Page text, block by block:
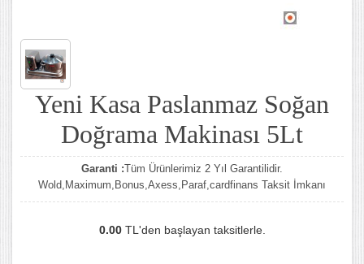
Yeni Kasa Paslanmaz Soğan
Doğrama Makinası 5Lt
Garanti :Tüm Ürünlerimiz 2 Yıl Garantilidir.
Wold,Maximum,Bonus,Axess,Paraf,cardfinans Taksit İmkanı
0.00TL'den başlayan taksitlerle.